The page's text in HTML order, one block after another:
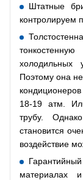
Штатные
контролируем
холодильных
Поэтому она
18-19 атм.
трубу.
становится
воздействие
материалах